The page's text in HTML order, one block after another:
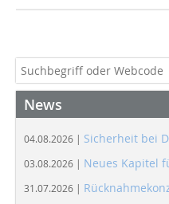
News
04.08.2026 | Sicherheit bei
03.08.2026 | Neues Kapitel
31.07.2026 |